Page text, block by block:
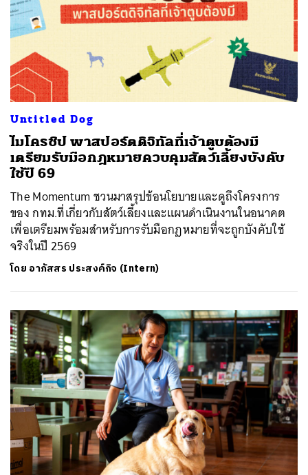
Untitled Dog
ไมโครชิป พาสปอร์ตดิจิทัลที่เจ้าตูบต้องมี
เตรียมรับมือกฎหมายควบคุมสัตว์เลี้ยงบังคับ
ใช้ปี 69
The Momentum ชวนมาสรุปข้อนโยบายและดูถึงโครงการ
ของ กทม.ที่เกี่ยวกับสัตว์เลี้ยงและแผนดำเนินงานในอนาคต
เพื่อเตรียมพร้อมสำหรับการรับมือกฎหมายที่จะถูกบังคับใช้
จริงในปี 2569
โดย อาภัสสร ประสงค์กิจ (Intern)